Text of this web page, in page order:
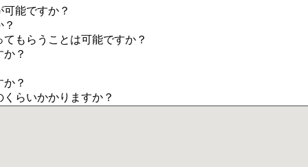
能ですか？
もらうことは可能ですか？
？
？
らいかかりますか？